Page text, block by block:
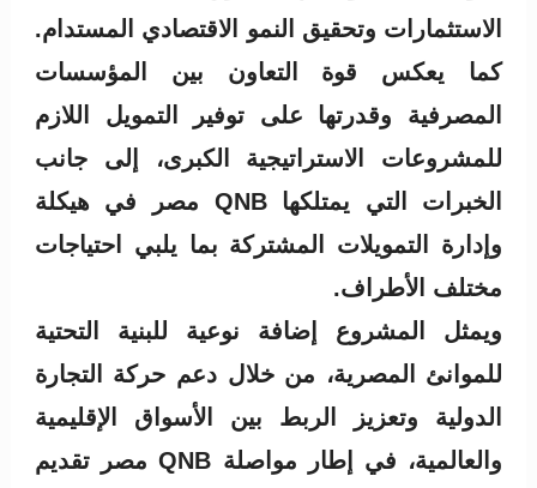
الاستثمارات وتحقيق النمو الاقتصادي المستدام.
كما يعكس قوة التعاون بين المؤسسات
المصرفية وقدرتها على توفير التمويل اللازم
للمشروعات الاستراتيجية الكبرى، إلى جانب
الخبرات التي يمتلكها QNB مصر في هيكلة
وإدارة التمويلات المشتركة بما يلبي احتياجات
مختلف الأطراف.
ويمثل المشروع إضافة نوعية للبنية التحتية
للموانئ المصرية، من خلال دعم حركة التجارة
الدولية وتعزيز الربط بين الأسواق الإقليمية
والعالمية، في إطار مواصلة QNB مصر تقديم